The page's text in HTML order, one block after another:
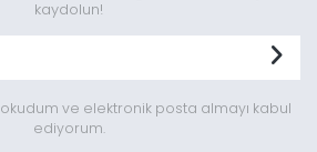
kaydolun!
okudum ve elektronik posta almayı kabul
ediyorum.